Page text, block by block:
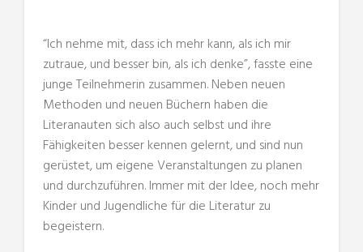
“Ich nehme mit, dass ich mehr kann, als ich mir
zutraue, und besser bin, als ich denke”, fasste eine
junge Teilnehmerin zusammen. Neben neuen
Methoden und neuen Büchern haben die
Literanauten sich also auch selbst und ihre
Fähigkeiten besser kennen gelernt, und sind nun
gerüstet, um eigene Veranstaltungen zu planen
und durchzuführen. Immer mit der Idee, noch mehr
Kinder und Jugendliche für die Literatur zu
begeistern.